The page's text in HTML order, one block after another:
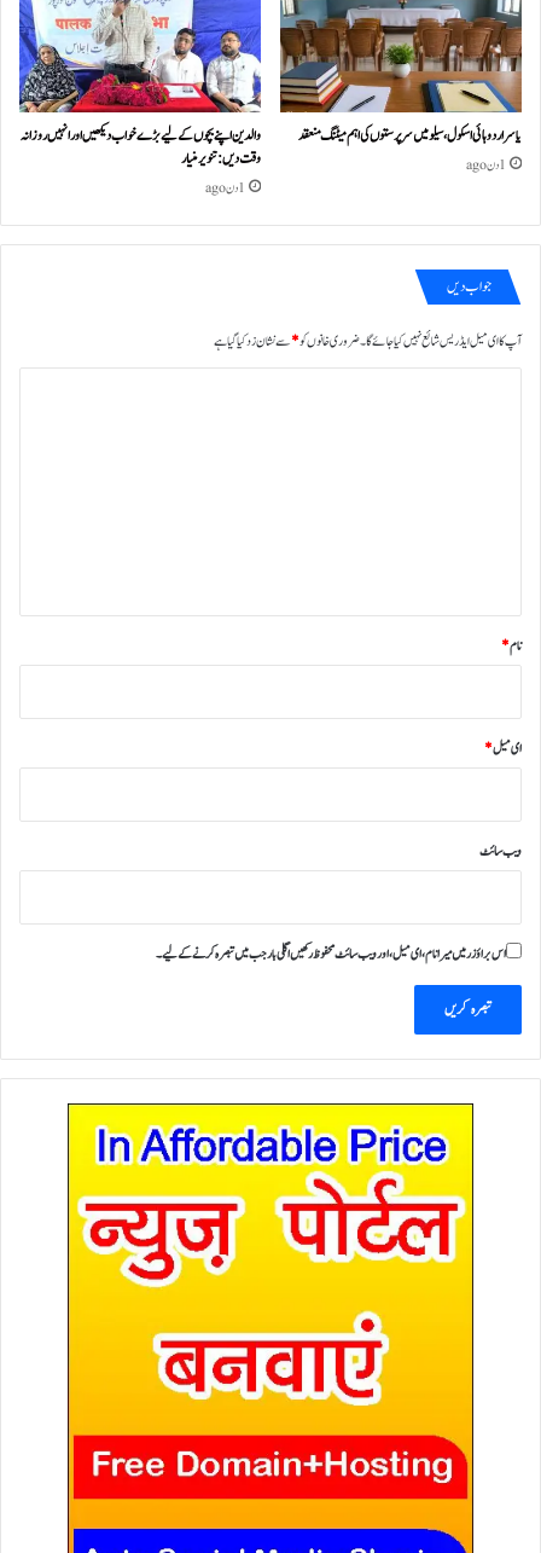
یاسر اردو ہائی اسکول، سیلو میں سرپرستوں کی اہم میٹنگ منعقد
1 دن ago
والدین اپنے بچوں کے لیے بڑے خواب دیکھیں اور انہیں روزانہ
وقت دیں : تنویر منیار
1 دن ago
جواب دیں
آپ کا ای میل ایڈریس شائع نہیں کیا جائے گا۔ضروری خانوں کو*سے نشان زد کیا گیا ہے
نام*
ای میل*
ویب‌ سائٹ
اس براؤزر میں میرا نام، ای میل، اور ویب سائٹ محفوظ رکھیں اگلی بار جب میں تبصرہ کرنے کےلیے۔